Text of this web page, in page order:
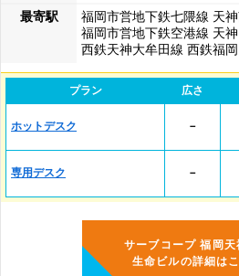
最寄駅
福岡市営地下鉄七隈線 天
福岡市営地下鉄空港線 天
西鉄天神大牟田線 西鉄福
プラン 広さ
ホットデスク －
専用デスク －
サーブコープ 福岡天
生命ビルの詳細は